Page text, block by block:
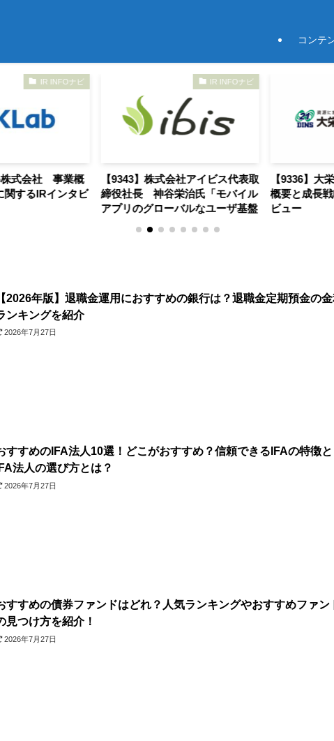
コンテ
IR INFOナビ
株式会社 事業概
するIRインタビ
IR INFOナビ
【9343】株式会社アイビス代表取
締役社長 神谷栄治氏「モバイル
アプリのグローバルなユーザ基盤
【9336】大
概要と成長
ビュー
【2026年版】退職金運用におすすめの銀行は？退職金定期預金の
ンキングを紹介
2026年7月27日
すすめのIFA法人10選！どこがおすすめ？信頼できるIFAの特徴と
IFA法人の選び方とは？
2026年7月27日
すすめの債券ファンドはどれ？人気ランキングやおすすめファン
見つけ方を紹介！
2026年7月27日